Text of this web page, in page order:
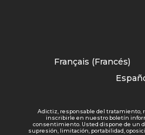
Français (Francés)
Adictiz, responsable del tratamiento,
inscribirle en nuestro boletín
consentimiento. Usted dispone de un
supresión, limitación, portabilidad,